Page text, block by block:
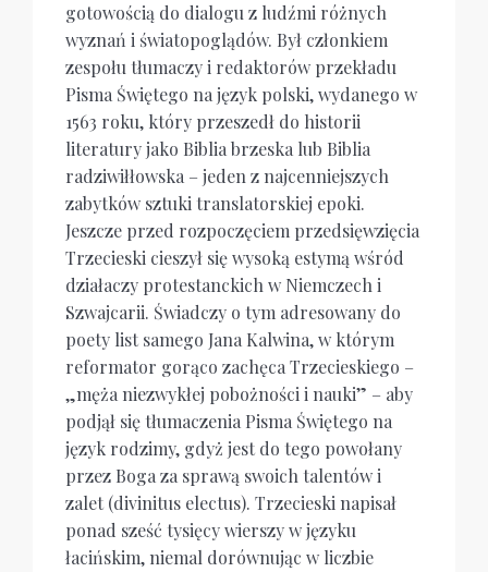
gotowością do dialogu z ludźmi różnych
wyznań i światopoglądów. Był członkiem
zespołu tłumaczy i redaktorów przekładu
Pisma Świętego na język polski, wydanego w
1563 roku, który przeszedł do historii
literatury jako Biblia brzeska lub Biblia
radziwiłłowska – jeden z najcenniejszych
zabytków sztuki translatorskiej epoki.
Jeszcze przed rozpoczęciem przedsięwzięcia
Trzecieski cieszył się wysoką estymą wśród
działaczy protestanckich w Niemczech i
Szwajcarii. Świadczy o tym adresowany do
poety list samego Jana Kalwina, w którym
reformator gorąco zachęca Trzecieskiego –
„męża niezwykłej pobożności i nauki” – aby
podjął się tłumaczenia Pisma Świętego na
język rodzimy, gdyż jest do tego powołany
przez Boga za sprawą swoich talentów i
zalet (divinitus electus). Trzecieski napisał
ponad sześć tysięcy wierszy w języku
łacińskim, niemal dorównując w liczbie